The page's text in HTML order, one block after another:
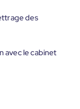
des
avec le cabinet